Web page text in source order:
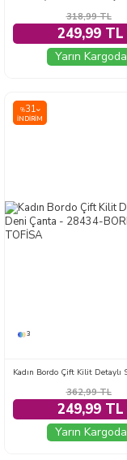
318,99TL
249,99 TL
Yarın Kargoda
%31
İNDIRIM
3
362,99TL
249,99 TL
Yarın Kargoda